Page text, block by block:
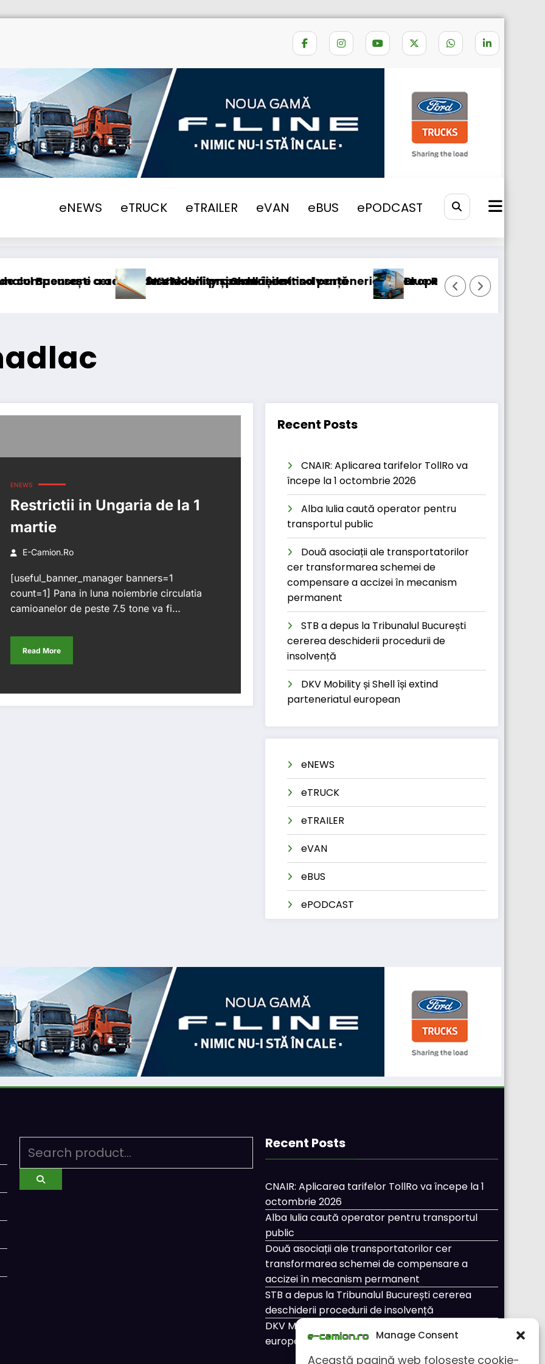
Manage Consent
Această pagină web folosește cookie-
eNEWS eTRUCK eTRAILER eVAN eBUS ePODCAST
granita nadlac
a accizei în mecanism permanent
cererea deschiderii procedurii de insolvență
DKV Mobility și Shell își extind parteneriatul europeanBlue River: 26.123 km cu un camion
ENEWS
Restrictii in Ungaria de la 1
martie
E-Camion.ro
[useful_banner_manager banners=1
count=1] Pana in luna noiembrie circulatia
camioanelor de peste 7.5 tone va fi…
Read More
Recent Posts
CNAIR: Aplicarea tarifelor TollRo va
începe la 1 octombrie 2026
Alba Iulia caută operator pentru
transportul public
Două asociații ale transportatorilor
cer transformarea schemei de
compensare a accizei în mecanism
permanent
STB a depus la Tribunalul București
cererea deschiderii procedurii de
insolvență
DKV Mobility și Shell își extind
parteneriatul european
eNEWS
eTRUCK
eTRAILER
eVAN
eBUS
ePODCAST
Recent Posts
CNAIR: Aplicarea tarifelor TollRo va începe la 1
octombrie 2026
Alba Iulia caută operator pentru transportul
public
Două asociații ale transportatorilor cer
transformarea schemei de compensare a
accizei în mecanism permanent
STB a depus la Tribunalul București cererea
deschiderii procedurii de insolvență
DKV Mobility și Shell își extind parteneriatul
european